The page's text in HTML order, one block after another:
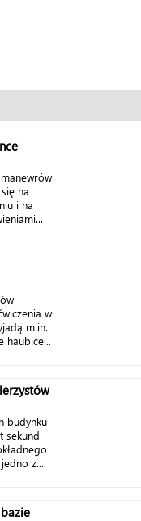
manewrów
na
i na
w
m.in.
haubice...
budynku
sekund
z...